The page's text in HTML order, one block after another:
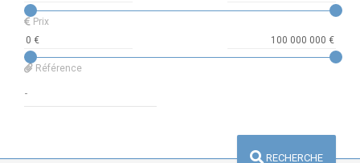
Prix
Référence
RECHERCHE